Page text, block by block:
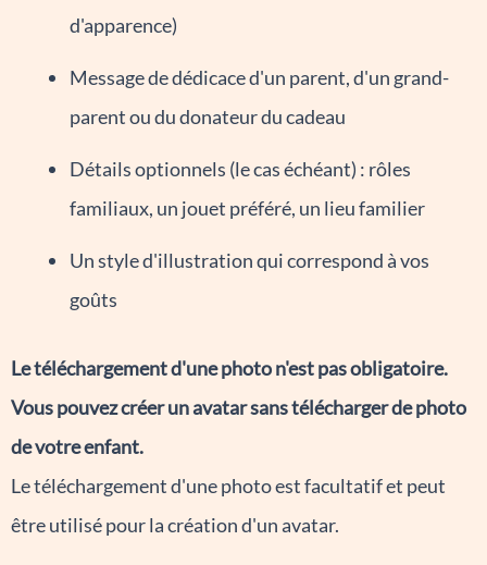
d'apparence)
Message de dédicace d'un parent, d'un grand-
parent ou du donateur du cadeau
Détails optionnels (le cas échéant) : rôles
familiaux, un jouet préféré, un lieu familier
Un style d'illustration qui correspond à vos
goûts
Le téléchargement d'une photo n'est pas obligatoire.
Vous pouvez créer un avatar sans télécharger de photo
de votre enfant.
Le téléchargement d'une photo est facultatif et peut
être utilisé pour la création d'un avatar.